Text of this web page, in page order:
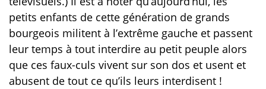
petits enfants de cette génération de grands
bourgeois militent à l’extrême gauche et passent
leur temps à tout interdire au petit peuple alors
que ces faux-culs vivent sur son dos et usent et
abusent de tout ce qu’ils leurs interdisent !